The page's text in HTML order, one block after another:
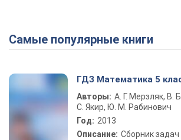
Самые популярные книги
ГДЗ Математика 5
Авторы: А. Г. Мерзляк, В.
С. Якир, Ю. М. Рабинович
Год: 2013
Описание: Сборник